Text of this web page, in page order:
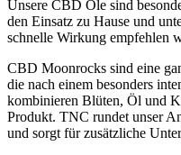
Unsere CBD Öle sind
den Einsatz zu Hause und
schnelle Wirkung empfehlen
CBD Moonrocks sind eine
die nach einem besonders
kombinieren Blüten, Öl und
Produkt. TNC rundet unser
und sorgt für zusätzliche